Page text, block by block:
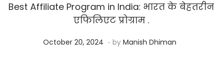
2
Best Affiliate Program in India: भारत के बेहतरीन
एफिलिएट प्रोग्राम .
Posted on
October 20, 2024 J. by Manish Dhiman